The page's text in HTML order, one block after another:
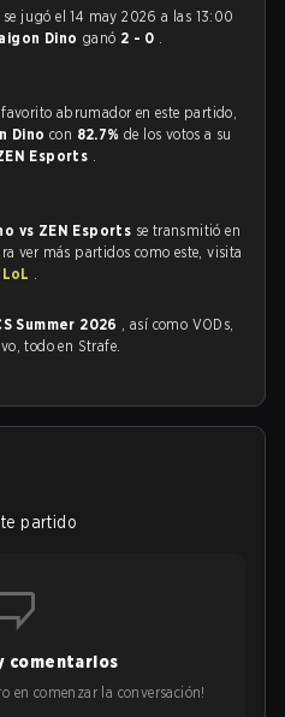
se jugó el 14 may 2026 a las 13:00
Dino ganó 2 - 0 .
abrumador en este partido,
Dinocon 82.7%de los votos a su
Esports .
vs ZEN Esports se transmitió en
ver más partidos como este, visita
.
Summer 2026 , así como VODs,
todo en Strafe.
partido
comentarios
en comenzar la conversación!